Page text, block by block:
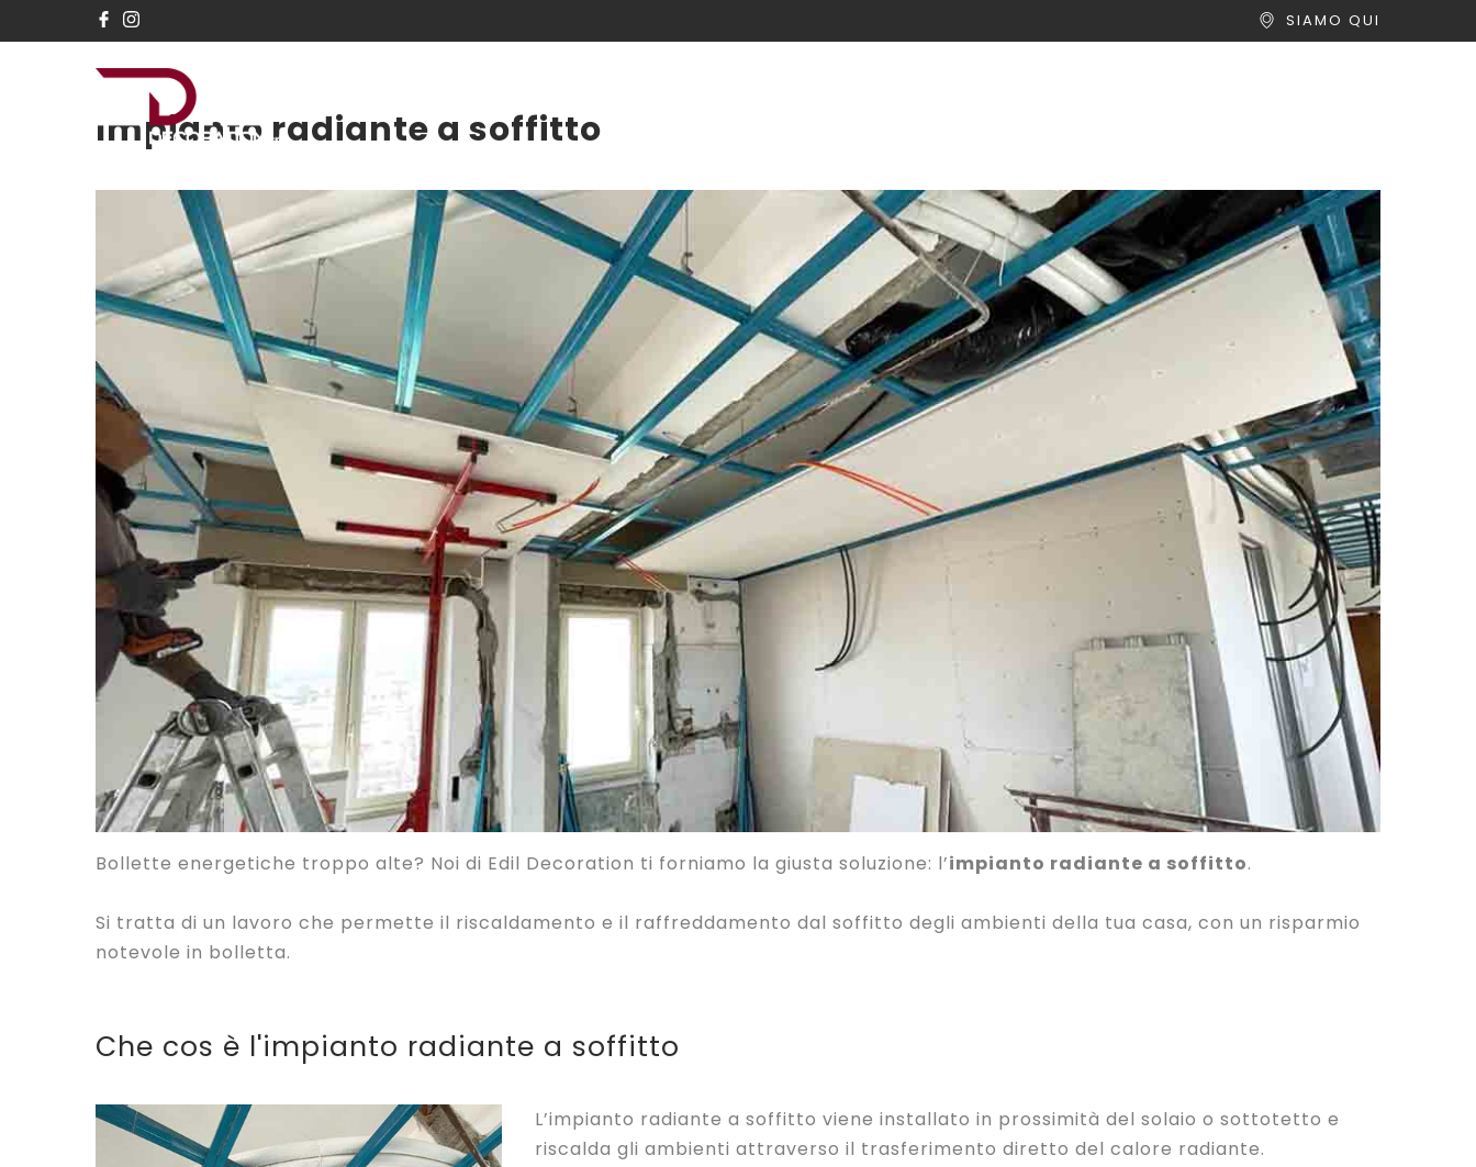
SIAMO QUI
Impianto radiante a soffitto
Bollette energetiche troppo alte? Noi di Edil Decoration ti forniamo la giusta soluzione: l’impianto radiante a soffitto.
Si tratta di un lavoro che permette il riscaldamento e il raffreddamento dal soffitto degli ambienti della tua casa, con un risparmio
notevole in bolletta.
Che cos è l'impianto radiante a soffitto
L’impianto radiante a soffitto viene installato in prossimità del solaio o sottotetto e
riscalda gli ambienti attraverso il trasferimento diretto del calore radiante.